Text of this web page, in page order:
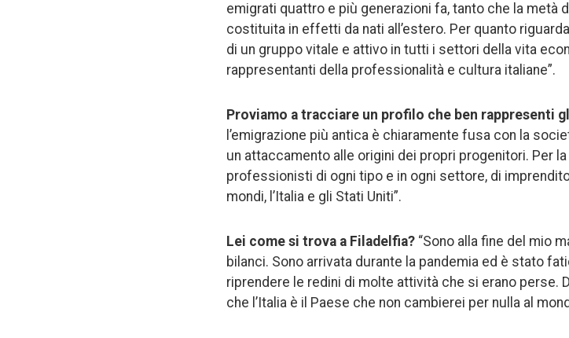
emigrati quattro e più generazioni fa, tanto che la metà
costituita in effetti da nati all’estero. Per quanto
di un gruppo vitale e attivo in tutti i settori della vita
rappresentanti della professionalità e cultura italiane”.
Proviamo a tracciare un profilo che ben rappresenti
l’emigrazione più antica è chiaramente fusa con la
un attaccamento alle origini dei propri progenitori. Per
professionisti di ogni tipo e in ogni settore, di
mondi, l’Italia e gli Stati Uniti”.
Lei come si trova a Filadelfia? “Sono alla fine del mio
bilanci. Sono arrivata durante la pandemia ed è stato
riprendere le redini di molte attività che si erano perse.
che l’Italia è il Paese che non cambierei per nulla al